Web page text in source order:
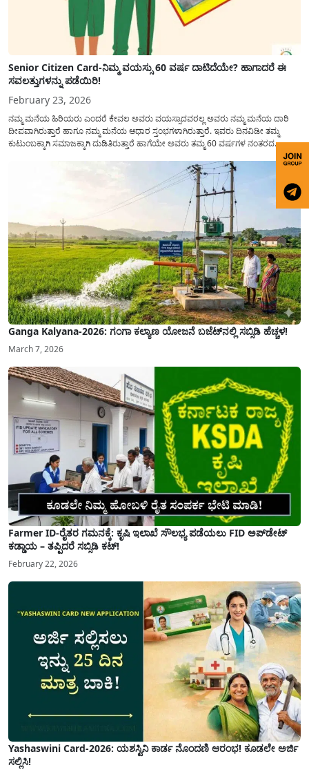
Senior Citizen Card-ನಿಮ್ಮ ವಯಸ್ಸು 60 ವರ್ಷ ದಾಟಿದೆಯೇ? ಹಾಗಾದರೆ ಈ
ಸವಲತ್ತುಗಳನ್ನು ಪಡೆಯಿರಿ!
February 23, 2026
ನಮ್ಮ ಮನೆಯ ಹಿರಿಯರು ಎಂದರೆ ಕೇವಲ ಅವರು ವಯಸ್ಸಾದವರಲ್ಲ ಅವರು ನಮ್ಮ ಮನೆಯ ದಾರಿ
ದೀಪವಾಗಿರುತ್ತಾರೆ ಹಾಗೂ ನಮ್ಮ ಮನೆಯ ಆಧಾರ ಸ್ತಂಭಗಳಾಗಿರುತ್ತಾರೆ. ಇವರು ದಿನವಿಡೀ ತಮ್ಮ
ಕುಟುಂಬಕ್ಕಾಗಿ ಸಮಾಜಕ್ಕಾಗಿ ದುಡಿತಿರುತ್ತಾರೆ ಹಾಗೆಯೇ ಅವರು ತಮ್ಮ 60 ವರ್ಷಗಳ ನಂತರದ
ಜೀವನವನ್ನು ನೆಮ್ಮದಿಯಿಂದ ಕಳೆಯಬೇಕೆಂಬುದು ಪ್ರತಿಯೊಬ್ಬರ ಕನಸಾಗಿರುತ್ತದೆ ಆದ್ದರಿಂದ ಸರ್ಕಾರವು
Ganga Kalyana-2026: ಗಂಗಾ ಕಲ್ಯಾಣ ಯೋಜನೆ ಬಜೆಟ್‌ನಲ್ಲಿ ಸಬ್ಸಿಡಿ ಹೆಚ್ಚಳ!
March 7, 2026
Farmer ID-ರೈತರ ಗಮನಕ್ಕೆ: ಕೃಷಿ ಇಲಾಖೆ ಸೌಲಭ್ಯ ಪಡೆಯಲು FID ಅಪ್‌ಡೇಟ್
ಕಡ್ಡಾಯ – ತಪ್ಪಿದರೆ ಸಬ್ಸಿಡಿ ಕಟ್!
February 22, 2026
Yashaswini Card-2026: ಯಶಸ್ವಿನಿ ಕಾರ್ಡ ನೊಂದಣಿ ಆರಂಭ! ಕೂಡಲೇ ಅರ್ಜಿ
ಸಲ್ಲಿಸಿ!